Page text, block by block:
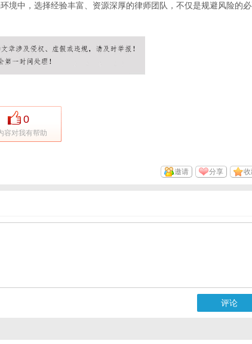
境中，选择经验丰富、资源深厚的律师团队，不仅是规避风险的
0
容对我有帮助
分享
邀请
评论